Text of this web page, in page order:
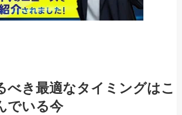
べき最適なタイミングはこ
でいる今